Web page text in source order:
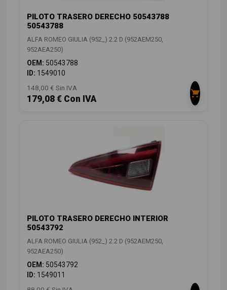
PILOTO TRASERO DERECHO 50543788
50543788
ALFA ROMEO GIULIA (952_) 2.2 D (952AEM250,
952AEA250)
OEM: 50543788
ID: 1549010
148,00 € Sin IVA
179,08 € Con IVA
PILOTO TRASERO DERECHO INTERIOR
50543792
ALFA ROMEO GIULIA (952_) 2.2 D (952AEM250,
952AEA250)
OEM: 50543792
ID: 1549011